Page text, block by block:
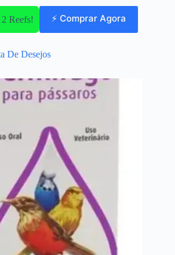
Reefs! ⚡ Comprar Agora
De Desejos